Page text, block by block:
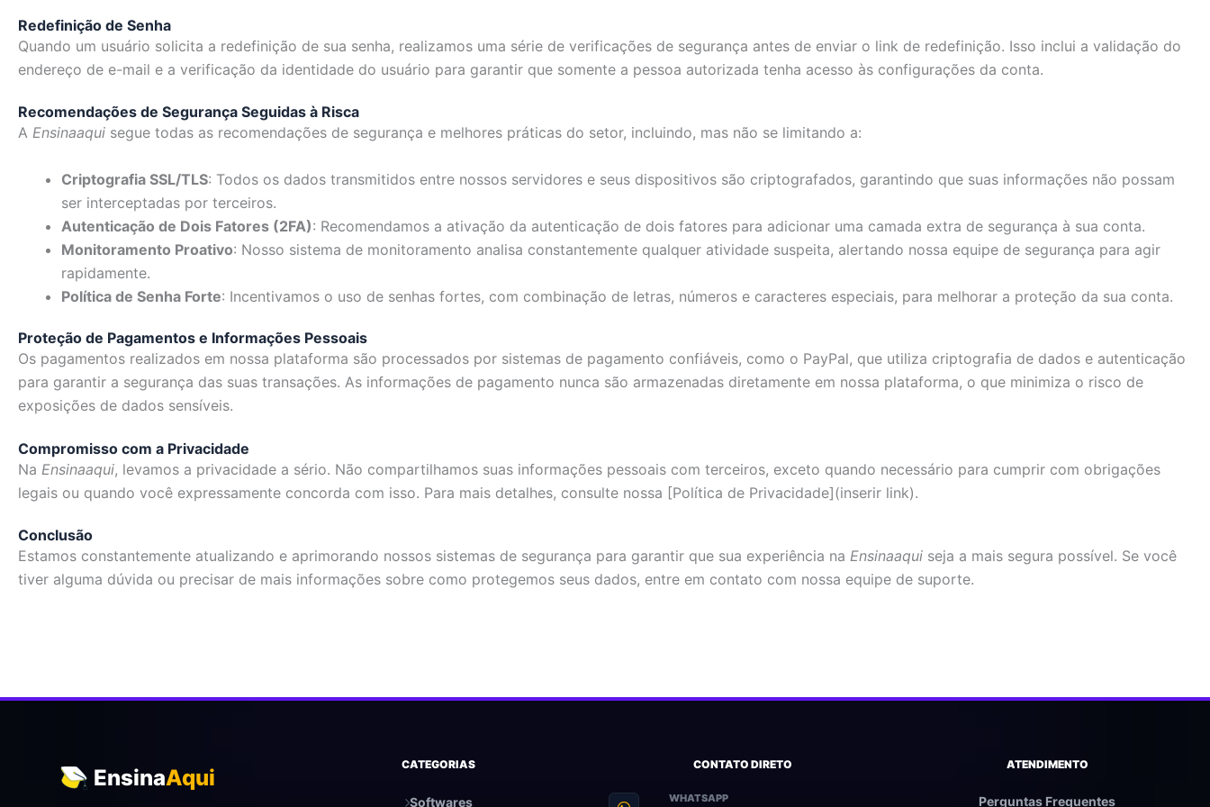
Redefinição de Senha
Quando um usuário solicita a redefinição de sua senha, realizamos uma série de verificações de segurança antes de enviar o link de redefinição. Isso inclui a validação do
endereço de e-mail e a verificação da identidade do usuário para garantir que somente a pessoa autorizada tenha acesso às configurações da conta.
Recomendações de Segurança Seguidas à Risca
A Ensinaaqui segue todas as recomendações de segurança e melhores práticas do setor, incluindo, mas não se limitando a:
Criptografia SSL/TLS: Todos os dados transmitidos entre nossos servidores e seus dispositivos são criptografados, garantindo que suas informações não possam
ser interceptadas por terceiros.
Autenticação de Dois Fatores (2FA): Recomendamos a ativação da autenticação de dois fatores para adicionar uma camada extra de segurança à sua conta.
Monitoramento Proativo: Nosso sistema de monitoramento analisa constantemente qualquer atividade suspeita, alertando nossa equipe de segurança para agir
rapidamente.
Política de Senha Forte: Incentivamos o uso de senhas fortes, com combinação de letras, números e caracteres especiais, para melhorar a proteção da sua conta.
Proteção de Pagamentos e Informações Pessoais
Os pagamentos realizados em nossa plataforma são processados por sistemas de pagamento confiáveis, como o PayPal, que utiliza criptografia de dados e autenticação
para garantir a segurança das suas transações. As informações de pagamento nunca são armazenadas diretamente em nossa plataforma, o que minimiza o risco de
exposições de dados sensíveis.
Compromisso com a Privacidade
Na Ensinaaqui, levamos a privacidade a sério. Não compartilhamos suas informações pessoais com terceiros, exceto quando necessário para cumprir com obrigações
legais ou quando você expressamente concorda com isso. Para mais detalhes, consulte nossa [Política de Privacidade](inserir link).
Conclusão
Estamos constantemente atualizando e aprimorando nossos sistemas de segurança para garantir que sua experiência na Ensinaaqui seja a mais segura possível. Se você
tiver alguma dúvida ou precisar de mais informações sobre como protegemos seus dados, entre em contato com nossa equipe de suporte.
EnsinaAqui
CATEGORIAS
Softwares
CONTATO DIRETO
WHATSAPP
ATENDIMENTO
Perguntas Frequentes